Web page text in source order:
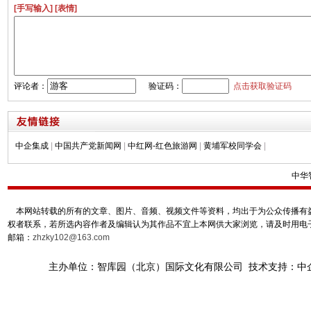
[手写输入] [表情]
评论者： 验证码： 点击获取验证码
中企集成 中国共产党新闻网 中红网-红色旅游网 黄埔军校同学会
中华
本网站转载的所有的文章、图片、音频、视频文件等资料，均出于为公众传播
权者联系，若所选内容作者及编辑认为其作品不宜上本网供大家浏览，请及时用
邮箱： zhzky102@163.com
主办单位：智库园（北京）国际文化有限公司 技术支持：